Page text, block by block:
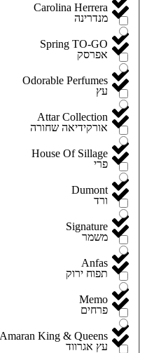
Carolina Herrera
Spring TO-GO
Odorable Perfumes
Attar Collection
House Of Sillage
Dumont
Signature
Anfas
Memo
Amaran King & Queens
מנדרינה
אפרסק
עץ
אורקידיאה שחורה
פרי
ורד
משמר
תפוח ירוק
פרחים
עץ אגרווד